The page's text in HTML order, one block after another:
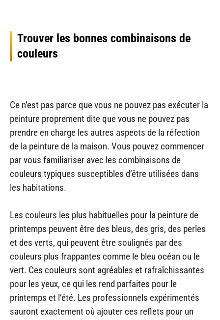
Trouver les bonnes combinaisons de
couleurs
Ce n’est pas parce que vous ne pouvez pas exécuter la
peinture proprement dite que vous ne pouvez pas
prendre en charge les autres aspects de la réfection
de la peinture de la maison. Vous pouvez commencer
par vous familiariser avec les combinaisons de
couleurs typiques susceptibles d’être utilisées dans
les habitations.
Les couleurs les plus habituelles pour la peinture de
printemps peuvent être des bleus, des gris, des perles
et des verts, qui peuvent être soulignés par des
couleurs plus frappantes comme le bleu océan ou le
vert. Ces couleurs sont agréables et rafraîchissantes
pour les yeux, ce qui les rend parfaites pour le
printemps et l’été. Les professionnels expérimentés
sauront exactement où ajouter ces reflets pour un